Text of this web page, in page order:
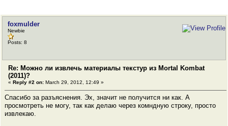
foxmulder
Newbie
Posts: 8
Re: Можно ли извлечь материалы текстур из Mortal Kombat
(2011)?
« Reply #2 on: March 29, 2012, 12:49 »
Спасибо за разъяснения. Эх, значит не получится ни как. А
просмотреть не могу, так как делаю через комндную строку, просто
извлекаю.